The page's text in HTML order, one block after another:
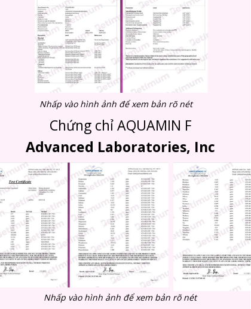
Nhấp vào hình ảnh để xem bản rõ nét
Chứng chỉ AQUAMIN F
Advanced Laboratories, Inc
Nhấp vào hình ảnh để xem bản rõ nét